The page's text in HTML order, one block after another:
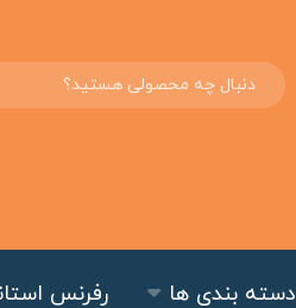
دسته بندی ها رفرنس